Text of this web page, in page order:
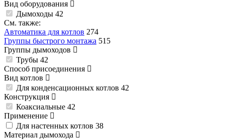
Вид оборудования
Дымоходы 42
См. также:
Автоматика для котлов 274
Группы быстрого монтажа 515
Группы дымоходов
Трубы 42
Способ присоединения
Вид котлов
Для конденсационных котлов 42
Конструкция
Коаксиальные 42
Применение
Для настенных котлов 38
Материал дымохода